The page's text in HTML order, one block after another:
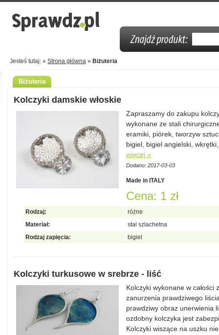
Jesteś tutaj: » Strona główna » Biżuteria
Biżuteria
Kolczyki damskie włoskie
Zapraszamy do zakupu
wykonane ze stali
eramiki, piórek, tworzyw
bigiel, bigiel angielski,
więcej »
Dodano: 2017-03-03
Made in ITALY
Cena: 1 zł
Rodzaj:
różne
Materiał:
stal szlachetna
Rodzaj zapięcia:
bigiel
Kolczyki turkusowe w srebrze - liść
Kolczyki wykonane w
zanurzenia prawdziwego
prawdziwy obraz unerwienia
ozdobny kolczyka jest
Kolczyki wiszące na uszku